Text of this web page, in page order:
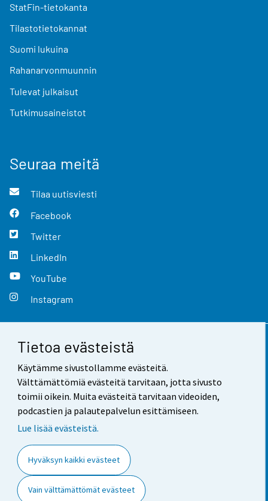
Tietoa evästeistä
Käytämme sivustollamme evästeitä.
Välttämättömiä evästeitä tarvitaan, jotta sivusto
toimii oikein. Muita evästeitä tarvitaan videoiden,
podcastien ja palautepalvelun esittämiseen.
Lue lisää evästeistä.
Hyväksyn kaikki evästeet
Vain välttämättömät evästeet
StatFin-tietokanta
Tilastotietokannat
Suomi lukuina
Rahanarvonmuunnin
Tulevat julkaisut
Tutkimusaineistot
Seuraa meitä
Tilaa uutisviesti
Facebook
Twitter
LinkedIn
YouTube
Instagram
Yhteystiedot
Palaute
Käyttöehdot
Saavutettavuus
Tietoa sivustosta
Evästeasetukset